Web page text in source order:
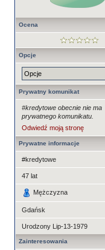
Ocena
Opcje
Opcje
Prywatny komunikat
#kredytowe obecnie nie ma
prywatnego komunikatu.
Odwiedź moją stronę
Prywatne informacje
#kredytowe
47 lat
Mężczyzna
Gdańsk
Urodzony Lip-13-1979
Zainteresowania